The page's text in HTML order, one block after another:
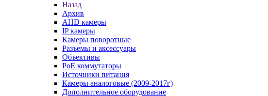
Назад
Архив
AHD камеры
IP камеры
Камеры поворотные
Разъемы и аксессуары
Объективы
PoE коммутаторы
Источники питания
Камеры аналоговые (2009-2017г)
Дополнительное оборудование